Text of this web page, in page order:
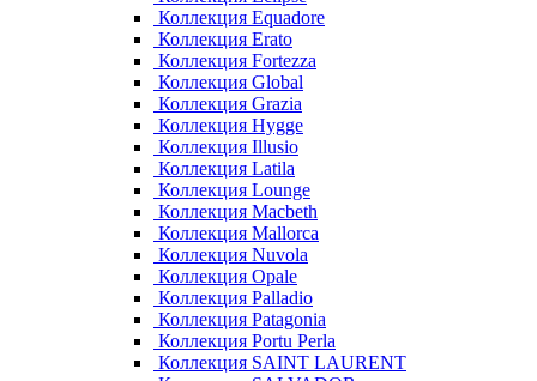
Коллекция Equadore
Коллекция Erato
Коллекция Fortezza
Коллекция Global
Коллекция Grazia
Коллекция Hygge
Коллекция Illusio
Коллекция Latila
Коллекция Lounge
Коллекция Macbeth
Коллекция Mallorca
Коллекция Nuvola
Коллекция Opale
Коллекция Palladio
Коллекция Patagonia
Коллекция Portu Perla
Коллекция SAINT LAURENT